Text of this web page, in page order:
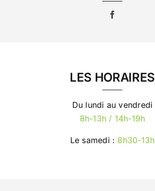
LES HORAIRES
Du lundi au vendredi
8h-13h / 14h-19h
Le samedi : 8h30-13h